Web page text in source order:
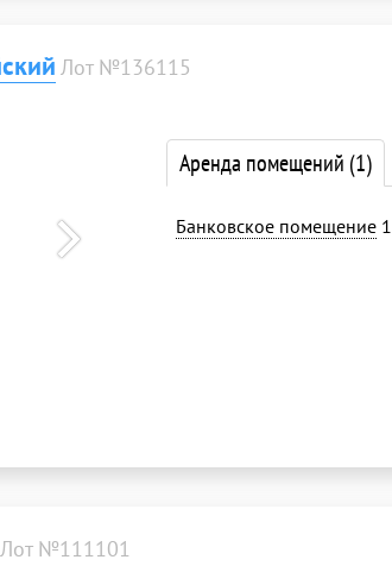
Лот №136115
Аренда помещений (1)
Банковское помещение 1
Лот №111101